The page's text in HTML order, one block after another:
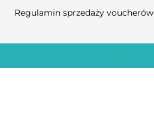
Regulamin sprzedaży voucherów